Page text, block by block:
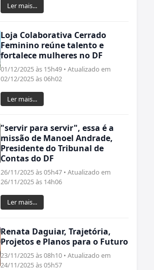
Ler mais...
Loja Colaborativa Cerrado
Feminino reúne talento e
fortalece mulheres no DF
01/12/2025 às 15h49 • Atualizado em
02/12/2025 às 06h02
Ler mais...
"servir para servir", essa é a
missão de Manoel Andrade,
Presidente do Tribunal de
Contas do DF
26/11/2025 às 05h47 • Atualizado em
26/11/2025 às 14h06
Ler mais...
Renata Daguiar, Trajetória,
Projetos e Planos para o Futuro
23/11/2025 às 08h10 • Atualizado em
24/11/2025 às 05h57